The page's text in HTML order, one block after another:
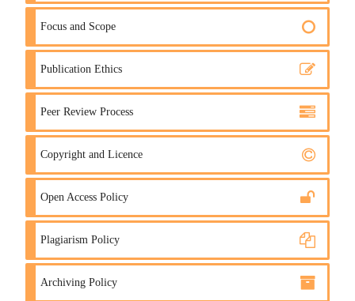
Focus and Scope
Publication Ethics
Peer Review Process
Copyright and Licence
Open Access Policy
Plagiarism Policy
Archiving Policy